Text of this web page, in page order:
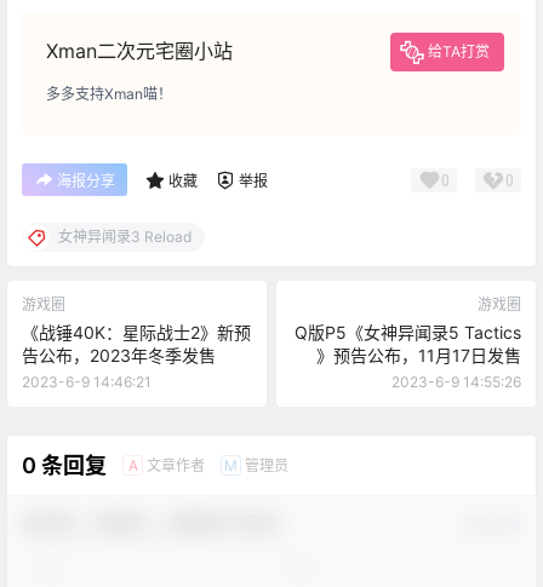
Xman二次元宅圈小站 给TA打赏
多多支持Xman喵！
海报分享 收藏 举报 0 0
女神异闻录3 Reload
游戏圈
《战锤40K：星际战士2》新预
告公布，2023年冬季发售
2023-6-9 14:46:21
游戏圈
Q版P5《女神异闻录5 Tactics
》预告公布，11月17日发售
2023-6-9 14:55:26
0 条回复 A 文章作者 M 管理员